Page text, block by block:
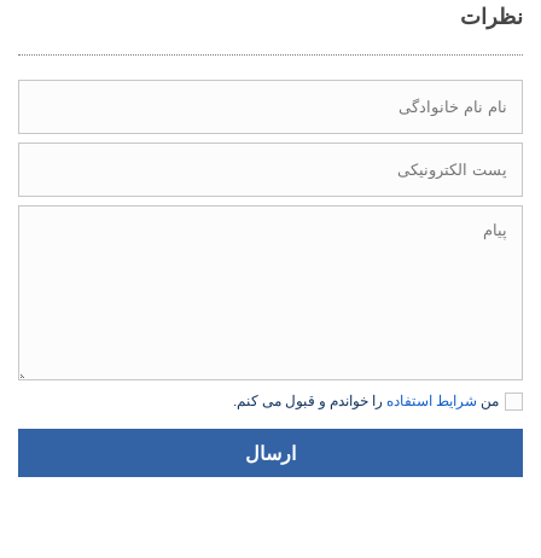
نظرات
من شرایط استفاده را خواندم و قبول می کنم.
ارسال